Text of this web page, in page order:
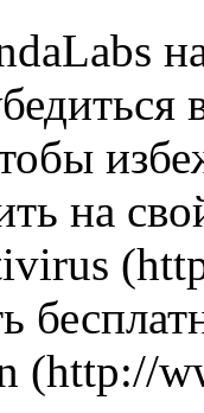
на
(http://